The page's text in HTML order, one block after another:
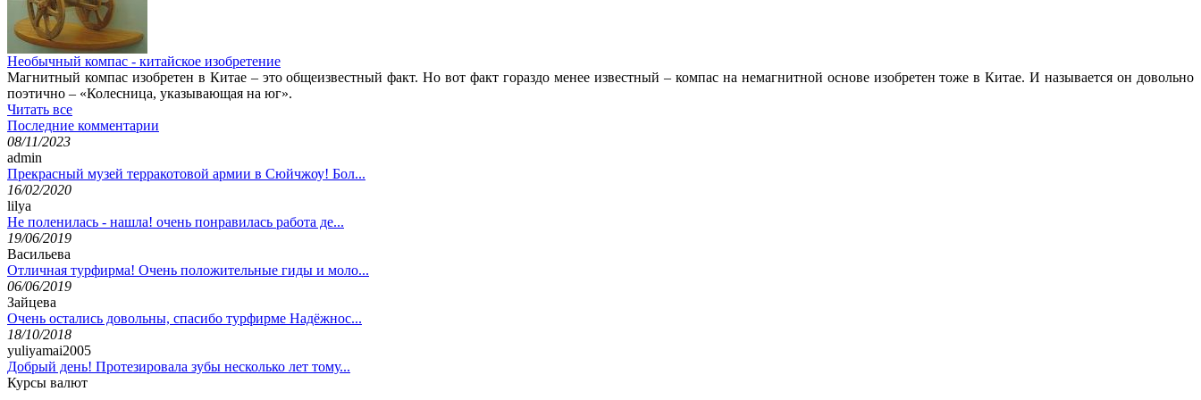
Необычный компас - китайское изобретение
Магнитный компас изобретен в Китае – это общеизвестный факт. Но вот факт гораздо менее известный – компас на немагнитной основе изобретен тоже в Китае. И называется он довольно
поэтично – «Колесница, указывающая на юг».
Читать все
Последние комментарии
08/11/2023
admin
Прекрасный музей терракотовой армии в Сюйчжоу! Бол...
16/02/2020
lilya
Не поленилась - нашла! очень понравилась работа де...
19/06/2019
Васильева
Отличная турфирма! Очень положительные гиды и моло...
06/06/2019
Зайцева
Очень остались довольны, спасибо турфирме Надёжнос...
18/10/2018
yuliyamai2005
Добрый день! Протезировала зубы несколько лет тому...
Курсы валют